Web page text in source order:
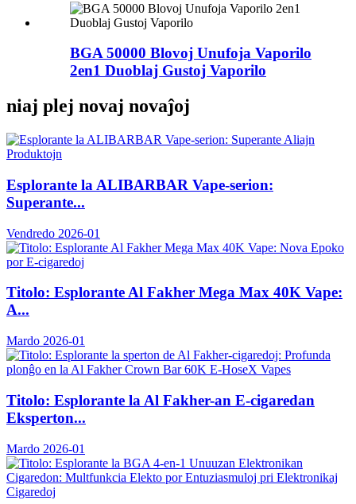
BGA 50000 Blovoj Unufoja Vaporilo
2en1 Duoblaj Gustoj Vaporilo
niaj plej novaj novaĵoj
Esplorante la ALIBARBAR Vape-serion:
Superante...
Vendredo 2026-01
Titolo: Esplorante Al Fakher Mega Max 40K Vape:
A...
Mardo 2026-01
Titolo: Esplorante la Al Fakher-an E-cigaredan
Eksperton...
Mardo 2026-01